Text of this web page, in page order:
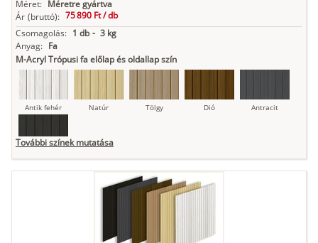
Méret: Méretre gyártva
Ár (bruttó): 75 890 Ft /db
Csomagolás: 1 db - 3 kg
Anyag: Fa
M-Acryl Trópusi fa előlap és oldallap szín
Antik fehér Natúr Tölgy Dió Antracit
További színek mutatása